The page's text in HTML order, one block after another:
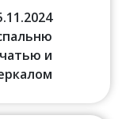
и